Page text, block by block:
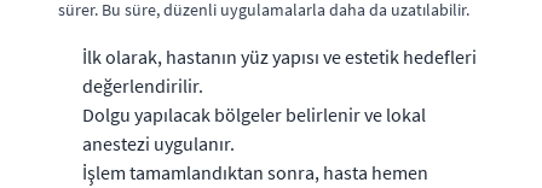
sürer. Bu süre, düzenli uygulamalarla daha da uzatılabilir.
İlk olarak, hastanın yüz yapısı ve estetik hedefleri
değerlendirilir.
Dolgu yapılacak bölgeler belirlenir ve lokal
anestezi uygulanır.
İşlem tamamlandıktan sonra, hasta hemen